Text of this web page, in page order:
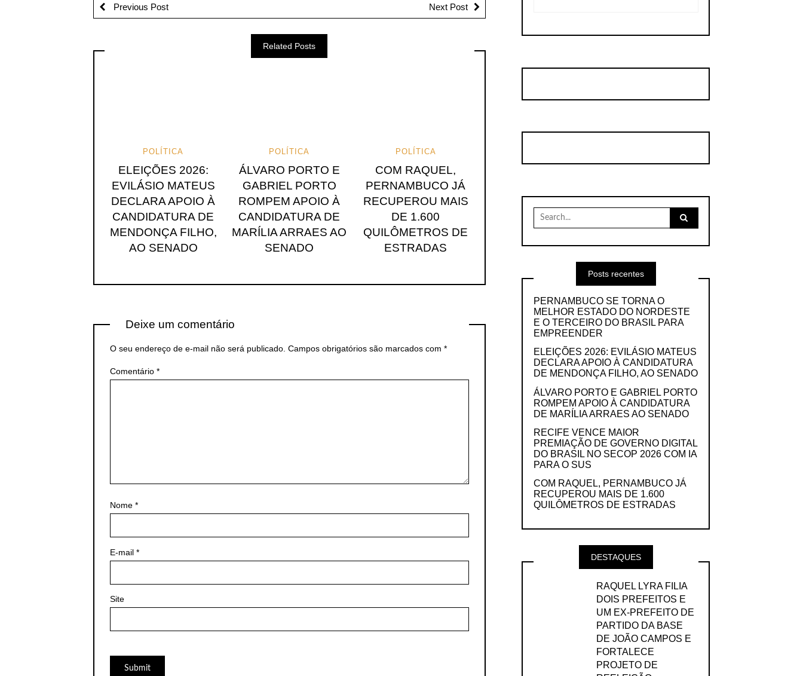
Previous Post Next Post
Related Posts
POLÍTICA
ELEIÇÕES 2026:
EVILÁSIO MATEUS
DECLARA APOIO À
CANDIDATURA DE
MENDONÇA FILHO,
AO SENADO
POLÍTICA
ÁLVARO PORTO E
GABRIEL PORTO
ROMPEM APOIO À
CANDIDATURA DE
MARÍLIA ARRAES AO
SENADO
POLÍTICA
COM RAQUEL,
PERNAMBUCO JÁ
RECUPEROU MAIS
DE 1.600
QUILÔMETROS DE
ESTRADAS
Deixe um comentário
O seu endereço de e-mail não será publicado. Campos obrigatórios são marcados com *
Comentário *
Nome *
E-mail *
Site
Search
for:
Posts recentes
PERNAMBUCO SE TORNA O
MELHOR ESTADO DO NORDESTE
E O TERCEIRO DO BRASIL PARA
EMPREENDER
ELEIÇÕES 2026: EVILÁSIO MATEUS
DECLARA APOIO À CANDIDATURA
DE MENDONÇA FILHO, AO SENADO
ÁLVARO PORTO E GABRIEL PORTO
ROMPEM APOIO À CANDIDATURA
DE MARÍLIA ARRAES AO SENADO
RECIFE VENCE MAIOR
PREMIAÇÃO DE GOVERNO DIGITAL
DO BRASIL NO SECOP 2026 COM IA
PARA O SUS
COM RAQUEL, PERNAMBUCO JÁ
RECUPEROU MAIS DE 1.600
QUILÔMETROS DE ESTRADAS
DESTAQUES
RAQUEL LYRA FILIA
DOIS PREFEITOS E
UM EX-PREFEITO DE
PARTIDO DA BASE
DE JOÃO CAMPOS E
FORTALECE
PROJETO DE